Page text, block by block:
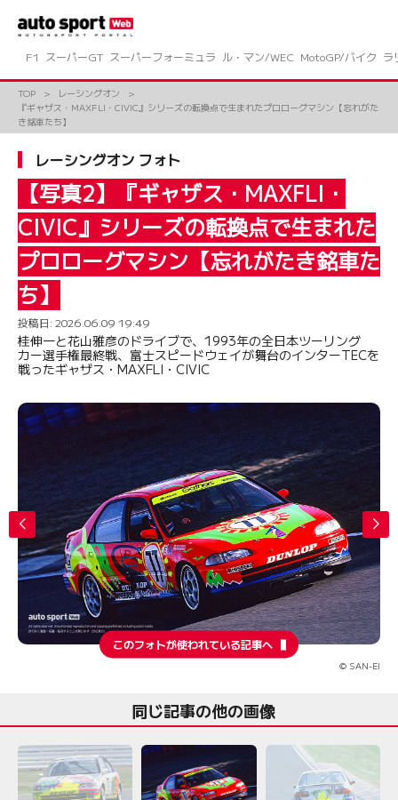
ツ
F1 スーパーGT スーパーフォーミュラ ル・マン/WEC MotoGP/バイク ラ
TOP
レーシングオン
『ギャザス・MAXFLI・CIVIC』シリーズの転換点で生まれたプロローグマシン【忘れがた
き銘車たち】
レーシングオン フォト
【写真2】『ギャザス・MAXFLI・
CIVIC』シリーズの転換点で生まれた
プロローグマシン【忘れがたき銘車た
ち】
投稿日: 2026.06.09 19:49
桂伸一と花山雅彦のドライブで、1993年の全日本ツーリング
カー選手権最終戦、富士スピードウェイが舞台のインターTECを
戦ったギャザス・MAXFLI・CIVIC
このフォトが使われている記事へ
© SAN-EI
同じ記事の他の画像